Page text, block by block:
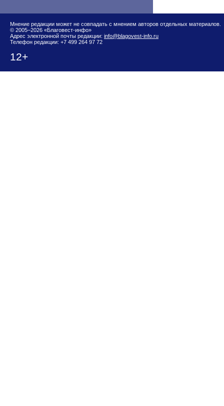
Мнение редакции может не совпадать с мнением авторов отдельных материалов.
© 2005–2026 «Благовест-инфо»
Адрес электронной почты редакции: info@blagovest-info.ru
Телефон редакции: +7 499 264 97 72
12+